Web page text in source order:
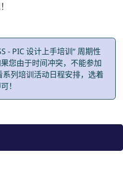
- PIC 设计上手培训“ 周期性
您由于时间冲突，不能参加
列培训活动日程安排，选着
！